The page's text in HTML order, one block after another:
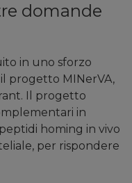
domande
in uno sforzo
progetto MINerVA,
Il progetto
in
homing in vivo
per rispondere